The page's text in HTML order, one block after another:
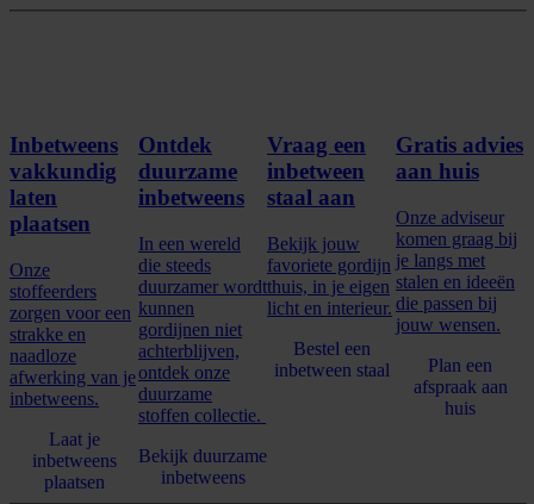
Inbetweens
vakkundig
laten
plaatsen
Onze
stoffeerders
zorgen voor een
strakke en
naadloze
afwerking van je
inbetweens.
Laat je
inbetweens
plaatsen
Ontdek
duurzame
inbetweens
In een wereld
die steeds
duurzamer wordt
kunnen
gordijnen niet
achterblijven,
ontdek onze
duurzame
stoffen collectie.
Bekijk duurzame
inbetweens
Vraag een
inbetween
staal aan
Bekijk jouw
favoriete gordijn
thuis, in je eigen
licht en interieur.
Bestel een
inbetween staal
Gratis advies
aan huis
Onze adviseur
komen graag bij
je langs met
stalen en ideeën
die passen bij
jouw wensen.
Plan een
afspraak aan
huis